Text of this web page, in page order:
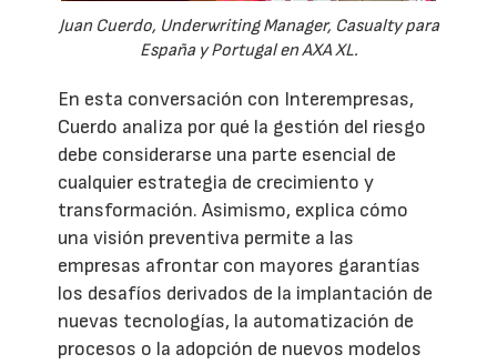
Juan Cuerdo, Underwriting Manager, Casualty para
España y Portugal en AXA XL.
En esta conversación con Interempresas,
Cuerdo analiza por qué la gestión del riesgo
debe considerarse una parte esencial de
cualquier estrategia de crecimiento y
transformación. Asimismo, explica cómo
una visión preventiva permite a las
empresas afrontar con mayores garantías
los desafíos derivados de la implantación de
nuevas tecnologías, la automatización de
procesos o la adopción de nuevos modelos